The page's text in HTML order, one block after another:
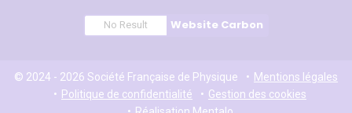
No Result Website Carbon
© 2024 - 2026 Société Française de Physique
Mentions légales
Politique de confidentialité
Gestion des cookies